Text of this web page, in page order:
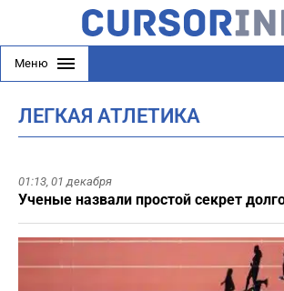
Меню
ЛЕГКАЯ АТЛЕТИКА
01:13, 01 декабря
Ученые назвали простой секрет